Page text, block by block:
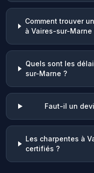
Comment trouver
à Vaires-sur-Marne
Quels sont les
sur-Marne ?
Faut-il un
Les charpentes à
certifiés ?